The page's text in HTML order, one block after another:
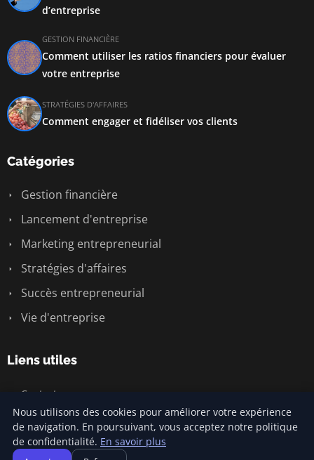
d’entreprise
GESTION FINANCIÈRE
Comment utiliser les ratios financiers pour évaluer
votre entreprise
STRATÉGIES D'AFFAIRES
Comment engager et fidéliser vos clients
Catégories
Gestion financière
Lancement d'entreprise
Marketing entrepreneurial
Stratégies d'affaires
Succès entrepreneurial
Vie d'entreprise
Liens utiles
Contact
© 2026 Jamm Saintlouis. Tous droits réservés.
Nous utilisons des cookies pour améliorer votre expérience
de navigation. En poursuivant, vous acceptez notre politique
de confidentialité. En savoir plus